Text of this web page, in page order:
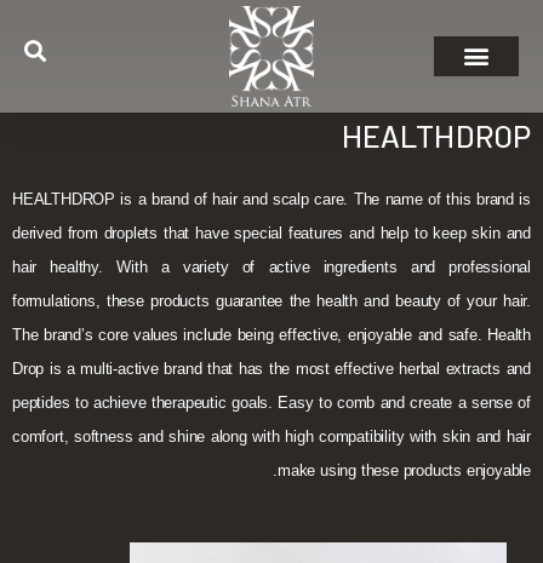
HEALTHDROP
HEALTHDROP is a brand of hair and scalp care. The name of this brand is
derived from droplets that have special features and help to keep skin and
hair healthy. With a variety of active ingredients and professional
formulations, these products guarantee the health and beauty of your hair.
The brand’s core values include being effective, enjoyable and safe. Health
Drop is a multi-active brand that has the most effective herbal extracts and
peptides to achieve therapeutic goals. Easy to comb and create a sense of
comfort, softness and shine along with high compatibility with skin and hair
make using these products enjoyable.